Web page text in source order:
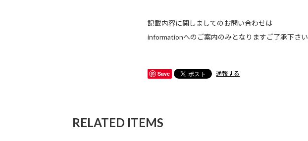
記載内容に関しましてのお問い合わせは
informationへのご案内のみとなりますご了承下さい
Save 通報する
RELATED ITEMS